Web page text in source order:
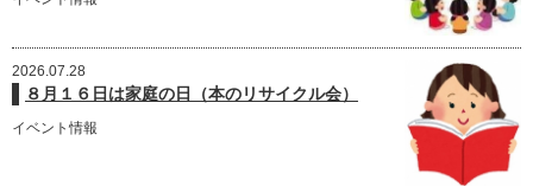
2026.07.28
８月１６日は家庭の日（本のリサイクル会）
イベント情報